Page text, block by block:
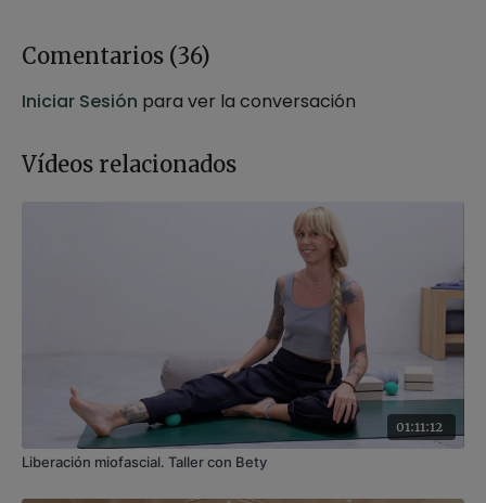
Lista de canciones:
Moon Shadow - Little Glass Men
Spontaneous Existence - Little Glass Men
Procreation - Little Glass Men
Modulation of the Spirit - Little Glass Men
Hachiko (The Faithtful Dog) - The Kyoto Connection
Comentarios (36)
Iniciar Sesión para ver la conversación
Vídeos relacionados
01:11:12
Liberación miofascial. Taller con Bety